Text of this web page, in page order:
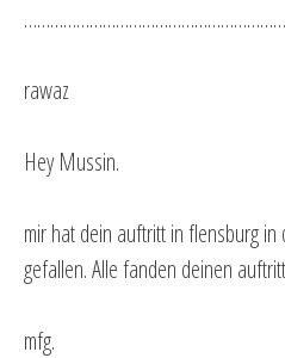
rawaz
Hey Mussin.
mir hat dein auftritt in flensburg
gefallen. Alle fanden deinen
mfg.